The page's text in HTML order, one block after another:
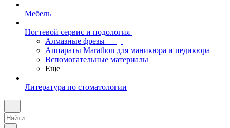
Мебель
Ногтевой сервис и подология
Алмазные фрезы
Аппараты Marathon для маникюра и педикюра
Вспомогательные материалы
Еще
Литература по стоматологии